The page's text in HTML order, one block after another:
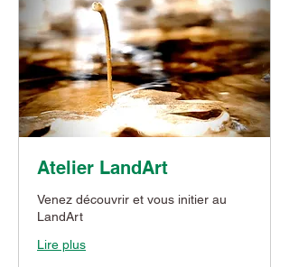
Atelier LandArt
Venez découvrir et vous initier au
LandArt
Lire plus